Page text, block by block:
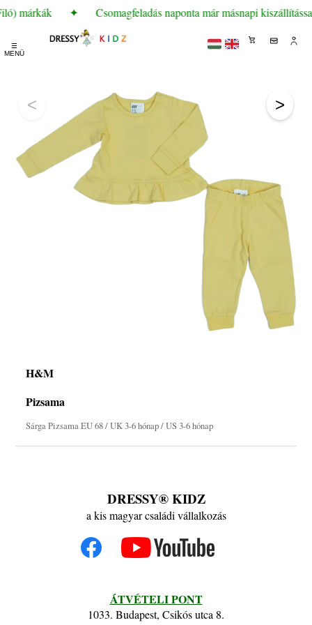
márkák ✦ Csomagfeladás naponta már másnapi kiszállítással
☰
MENÜ
< >
H&M
Pizsama
Sárga Pizsama EU 68 / UK 3-6 hónap / US 3-6 hónap
DRESSY® KIDZ
a kis magyar családi vállalkozás
ÁTVÉTELI PONT
1033. Budapest, Csikós utca 8.